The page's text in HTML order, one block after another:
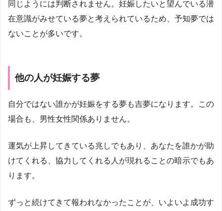
同じようには判断されません。妊娠したいと望んでいる潜
在意識がみせている夢と考えられているため、予知夢では
ないことが多いです。
他の人が妊娠する夢
自分ではない誰かが妊娠をする夢も吉夢になります。この
場合も、男性女性関係ありません。
運気が上昇してきている兆しでもあり、あなたを誰かが助
けてくれる、協力してくれる人が現れることの暗示でもあ
ります。
ずっと続けてきて報われなかったことが、いよいよ成功す